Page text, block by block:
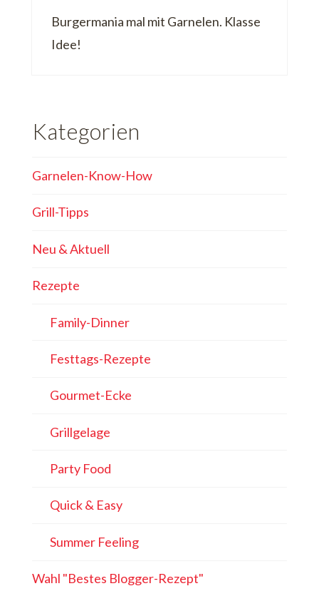
Burgermania mal mit Garnelen. Klasse
Idee!
Kategorien
Garnelen-Know-How
Grill-Tipps
Neu & Aktuell
Rezepte
Family-Dinner
Festtags-Rezepte
Gourmet-Ecke
Grillgelage
Party Food
Quick & Easy
Summer Feeling
Wahl "Bestes Blogger-Rezept"